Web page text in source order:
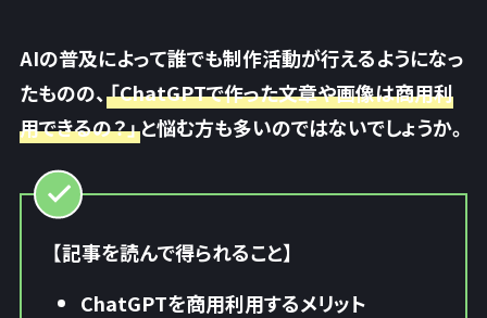
AIの普及によって誰でも制作活動が行えるようになっ
たものの、 「ChatGPTで作った文章や画像は商用利
用できるの？」と悩む方も多いのではないでしょうか。
【記事を読んで得られること】
ChatGPTを商用利用するメリット